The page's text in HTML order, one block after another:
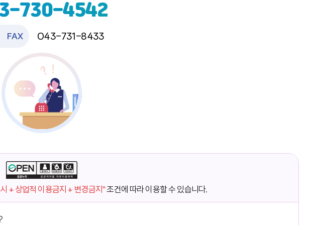
730-4542
FAX 043-731-8433
+ 상업적 이용금지 + 변경금지"조건에 따라 이용할 수 있습니다.